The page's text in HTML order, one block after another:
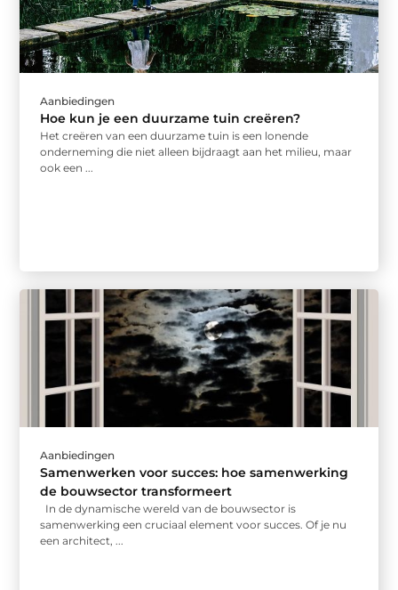
Aanbiedingen
Hoe kun je een duurzame tuin creëren?
Het creëren van een duurzame tuin is een lonende
onderneming die niet alleen bijdraagt aan het milieu, maar
ook een ...
Aanbiedingen
Samenwerken voor succes: hoe samenwerking
de bouwsector transformeert
In de dynamische wereld van de bouwsector is
samenwerking een cruciaal element voor succes. Of je nu
een architect, ...